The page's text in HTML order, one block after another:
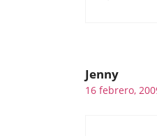
Jenny
16 febrero,